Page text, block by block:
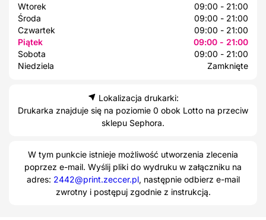
Wtorek
09:00 - 21:00
Środa
09:00 - 21:00
Czwartek
09:00 - 21:00
Piątek
09:00 - 21:00
Sobota
09:00 - 21:00
Niedziela
Zamknięte
Lokalizacja drukarki:
Drukarka znajduje się na poziomie 0 obok Lotto na przeciw
sklepu Sephora.
W tym punkcie istnieje możliwość utworzenia zlecenia
poprzez e-mail. Wyślij pliki do wydruku w załączniku na
adres: 2442@print.zeccer.pl, następnie odbierz e-mail
zwrotny i postępuj zgodnie z instrukcją.